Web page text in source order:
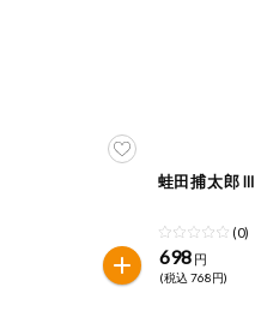
蛙田捕太郎Ⅲ
(0)
698 円
(税込 768円)